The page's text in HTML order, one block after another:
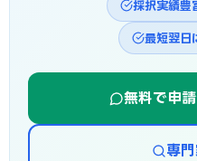
採択実績豊
最短翌日
無料で申
専